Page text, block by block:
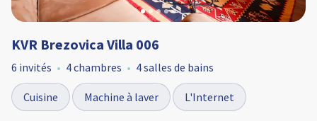
KVR Brezovica Villa 006
6 invités 4 chambres 4 salles de bains
Cuisine Machine à laver L'Internet